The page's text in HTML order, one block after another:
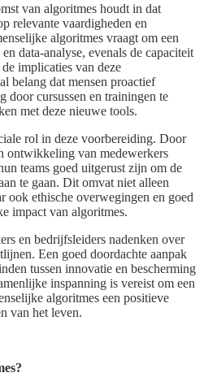
van algoritmes houdt in dat
relevante vaardigheden en
algoritmes vraagt om een
data-analyse, evenals de capaciteit
implicaties van deze
belang dat mensen proactief
cursussen en trainingen te
met deze nieuwe tools.
rol in deze voorbereiding. Door
ontwikkeling van medewerkers
teams goed uitgerust zijn om de
te gaan. Dit omvat niet alleen
ook ethische overwegingen en goed
impact van algoritmes.
en bedrijfsleiders nadenken over
Een goed doordachte aanpak
tussen innovatie en bescherming
inspanning is vereist om een
algoritmes een positieve
van het leven.